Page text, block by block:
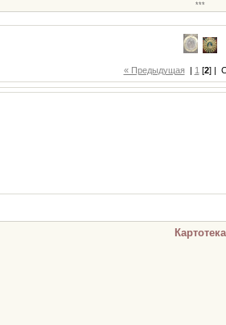
***
« Предыдущая | 1 [2] |
Картотека